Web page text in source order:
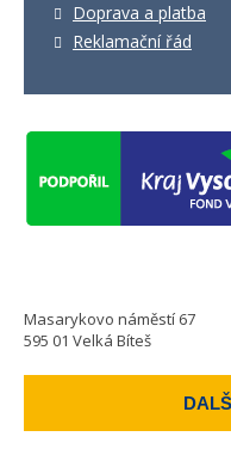
Doprava a platba
Reklamační řád
Masarykovo náměstí 67
595 01 Velká Bíteš